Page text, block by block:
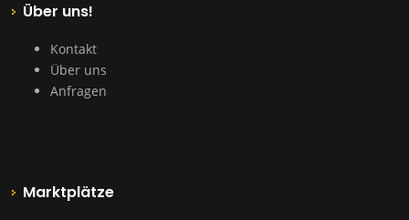
Über uns!
Kontakt
Über uns
Anfragen
Marktplätze